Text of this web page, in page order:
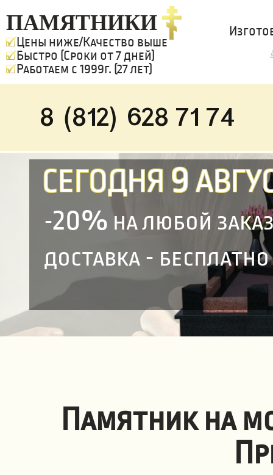
ПАМЯТНИКИ
Цены ниже/Качество выше
Быстро (Сроки от 7 дней)
Работаем с 1999г. (27 лет)
8 (812) 628 71 74
СЕГОДНЯ 9
-20% на любой
доставка - бесплатно
Памятник на